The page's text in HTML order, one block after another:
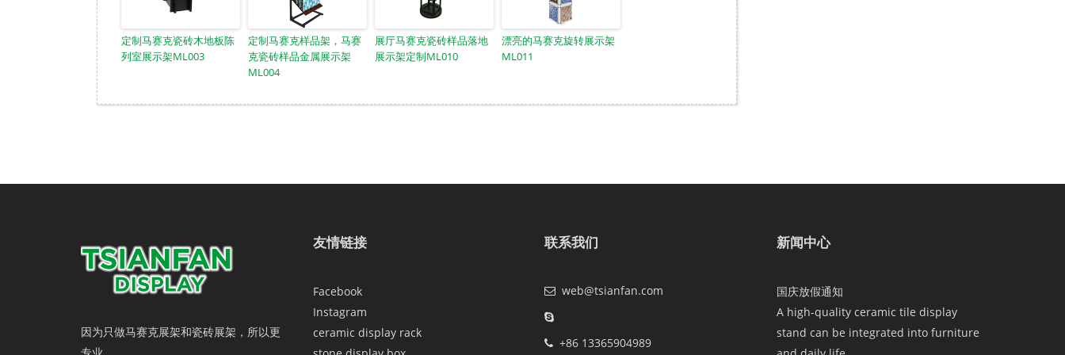
定制马赛克瓷砖木地板陈
列室展示架ML003
定制马赛克样品架，马赛
克瓷砖样品金属展示架
ML004
展厅马赛克瓷砖样品落地
展示架定制ML010
漂亮的马赛克旋转展示架
ML011
因为只做马赛克展架和瓷砖展架，所以更
专业。
友情链接
Facebook
Instagram
ceramic display rack
联系我们
web@tsianfan.com
+86 13365904989
新闻中心
国庆放假通知
A high-quality ceramic tile display
stand can be integrated into furniture